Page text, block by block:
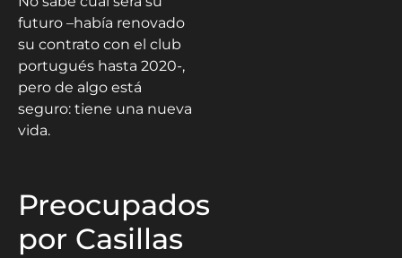
futuro –había renovado
su contrato con el club
portugués hasta 2020-,
pero de algo está
seguro: tiene una nueva
vida.
Preocupados
por Casillas